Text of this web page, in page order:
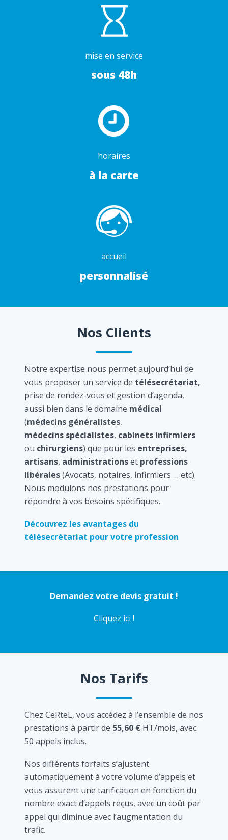
mise en service
sous 48h
horaires
à la carte
accueil
personnalisé
Nos Clients
Notre expertise nous permet aujourd’hui de
vous proposer un service de télésecrétariat,
prise de rendez-vous et gestion d’agenda,
aussi bien dans le domaine médical
(médecins généralistes,
médecins spécialistes, cabinets infirmiers
ou chirurgiens) que pour les entreprises,
artisans, administrationset professions
libérales(Avocats, notaires, infirmiers … etc).
Nous modulons nos prestations pour
répondre à vos besoins spécifiques.
Découvrez les avantages du
télésecrétariat pour votre profession
Demandez votre devis gratuit !
Cliquez ici !
Nos Tarifs
Chez CeRteL, vous accédez à l’ensemble de nos
prestations à partir de 55,60 € HT/mois, avec
50 appels inclus.
Nos différents forfaits s’ajustent
automatiquement à votre volume d’appels et
vous assurent une tarification en fonction du
nombre exact d’appels reçus, avec un coût par
appel qui diminue avec l’augmentation du
trafic.